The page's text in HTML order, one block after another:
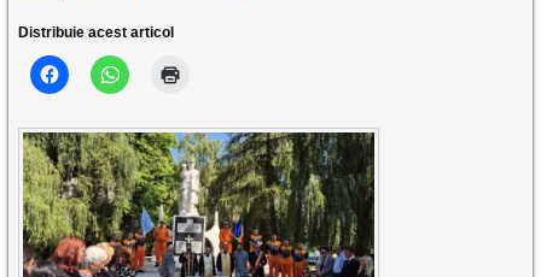
Distribuie acest articol